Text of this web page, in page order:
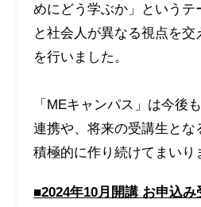
めにどう学ぶか」というテ
と社会人が異なる視点を
を行いました。
「MEキャンパス」は今後
連携や、将来の受講生とな
積極的に作り続けてまいり
■2024年10月開講 お申込み